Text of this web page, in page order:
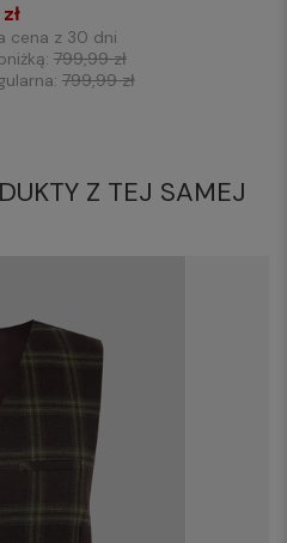
cena z 30 dni
799,99 zł
799,99 zł
Z TEJ SAMEJ